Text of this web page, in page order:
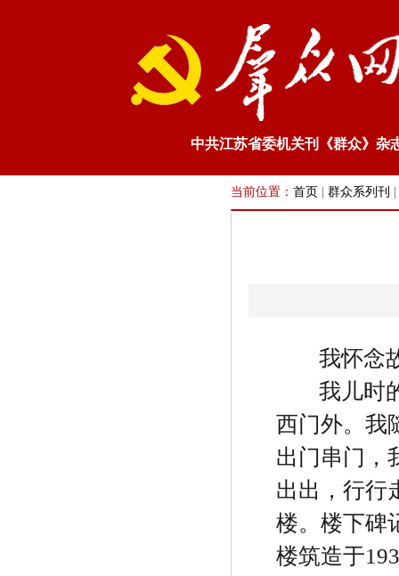
中共江苏省委机关刊《群众》杂
当前位置： 首页 群众系列刊
我怀念
我儿时
西门外。我
出门串门，
出出，行行
楼。楼下碑
楼筑造于